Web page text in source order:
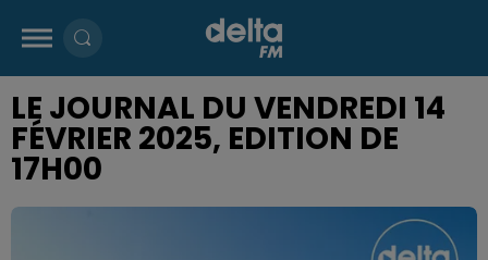
LE JOURNAL DU VENDREDI 14
FÉVRIER 2025, EDITION DE
17H00